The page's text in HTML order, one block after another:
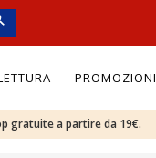
PROMOZIONI
gratuite a partire da 19€.